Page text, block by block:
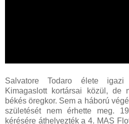
Salvatore Todaro élete
Kimagaslott kortársai közül, de
békés öregkor. Sem a háború
születését nem érhette meg.
kérésére áthelyezték a 4. MAS